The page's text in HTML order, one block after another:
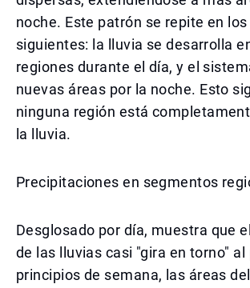
noche. Este patrón se repite en
siguientes: la lluvia se desarrolla
regiones durante el día, y el
nuevas áreas por la noche. Esto
ninguna región está
la lluvia.
Precipitaciones en segmentos
Desglosado por día, muestra que
de las lluvias casi "gira en torno" al
principios de semana, las áreas